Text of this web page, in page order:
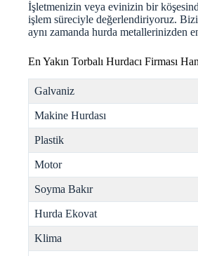
İşletmenizin veya evinizin bir
işlem süreciyle değerlendiriyoruz.
aynı zamanda hurda metallerinizden
En Yakın Torbalı Hurdacı Firması
Galvaniz
Makine Hurdası
Plastik
Motor
Soyma Bakır
Hurda Ekovat
Klima